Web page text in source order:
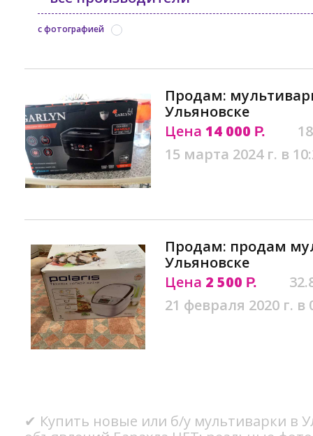
с фотографией
Продам:
Ульяновске
Цена 14 000 Р.
15 марта 2024 г. в
Продам: продам
Ульяновске
Цена 2 500 Р.
21 февраля 2020 г. в
✔ Купить новые или б/у мультиварки в